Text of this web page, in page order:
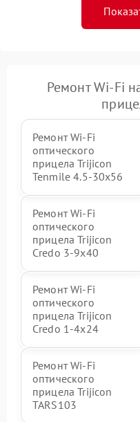
Ремонт Wi-Fi
Ремонт Wi-Fi
оптического
прицела Trijicon
Tenmile 4.5-30x56
Ремонт Wi-Fi
оптического
прицела Trijicon
Credo 3-9x40
Ремонт Wi-Fi
оптического
прицела Trijicon
Credo 1-4x24
Ремонт Wi-Fi
оптического
прицела Trijicon
TARS103